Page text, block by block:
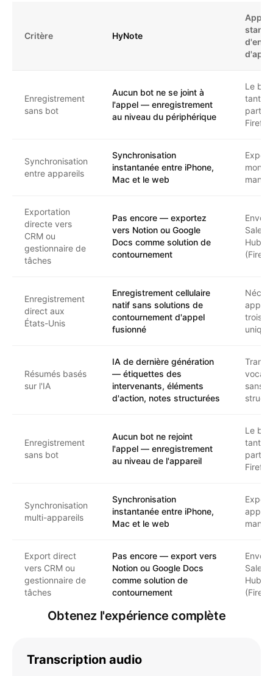
Critère HyNote
Enregistrement
sans bot
Aucun bot ne se joint à
l'appel — enregistrement
au niveau du périphérique
Le bot
tant
Synchronisation
entre appareils
Synchronisation
instantanée entre iPhone,
Mac et le web
mono-
Exportation
directe vers
CRM ou
gestionnaire de
tâches
Pas encore — exportez
vers Notion ou Google
Docs comme solution de
contournement
Envoi
Enregistrement
direct aux
États-Unis
Enregistrement cellulaire
natif sans solutions de
contournement d'appel
fusionné
appel
trois
Résumés basés
sur l'IA
IA de dernière génération
— étiquettes des
intervenants, éléments
d'action, notes structurées
sans
Enregistrement
sans bot
Aucun bot ne rejoint
l'appel — enregistrement
au niveau de l'appareil
Le bot
tant
Synchronisation
multi-appareils
Synchronisation
instantanée entre iPhone,
Mac et le web
manuel
Export direct
vers CRM ou
gestionnaire de
tâches
Pas encore — export vers
Notion ou Google Docs
comme solution de
contournement
Envoi
Obtenez l'expérience complète
Transcription audio